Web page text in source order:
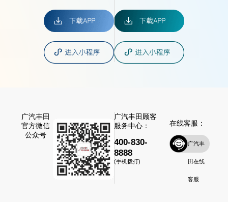
广汽丰田
官方微信
公众号
广汽丰田顾客
服务中心：
400-830-
8888
(手机拨打)
在线客服：
广汽丰
田在线
客服